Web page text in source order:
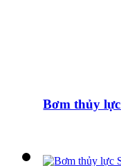
Bơm thủy